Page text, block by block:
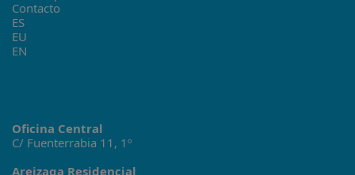
Contacto
ES
EU
EN
Oficina Central
C/ Fuenterrabia 11, 1º
Areizaga Residencial